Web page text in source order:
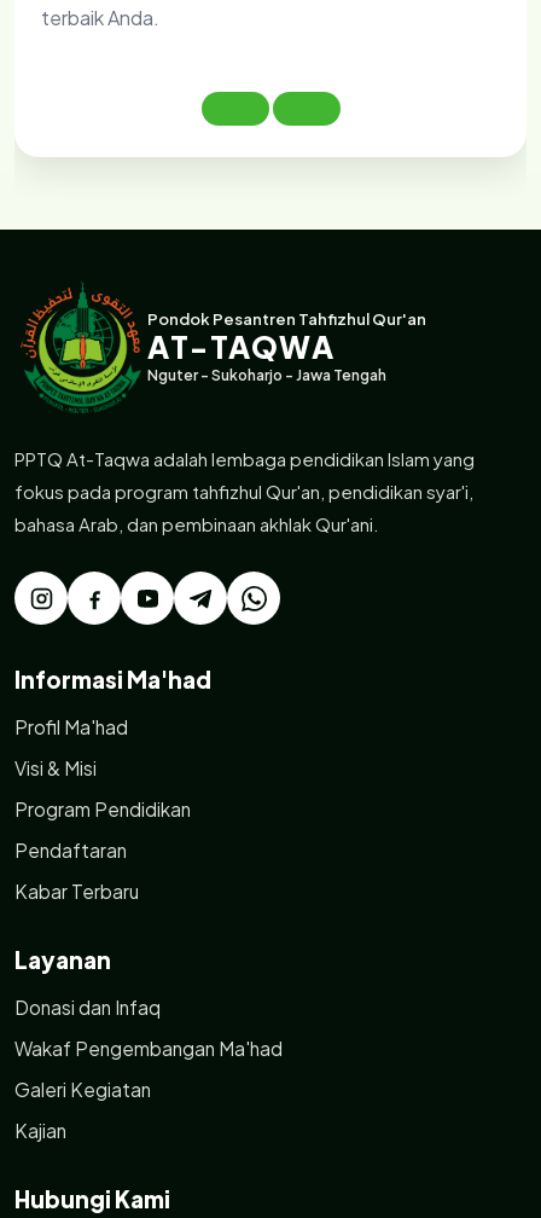
terbaik Anda.
Pondok Pesantren Tahfizhul Qur'an
AT-TAQWA
Nguter - Sukoharjo - Jawa Tengah
PPTQ At-Taqwa adalah lembaga pendidikan Islam yang
fokus pada program tahfizhul Qur'an, pendidikan syar'i,
bahasa Arab, dan pembinaan akhlak Qur'ani.
Informasi Ma'had
Profil Ma'had
Visi & Misi
Program Pendidikan
Pendaftaran
Kabar Terbaru
Layanan
Donasi dan Infaq
Wakaf Pengembangan Ma'had
Galeri Kegiatan
Kajian
Hubungi Kami